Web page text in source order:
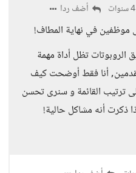
أضف ردا
الروبوتات تظل أداة مهمة
أنا فقط أوضحت كيف
ترتيب القائمة و سنرى تحسن
ذكرت أنه مشاكل حالية!